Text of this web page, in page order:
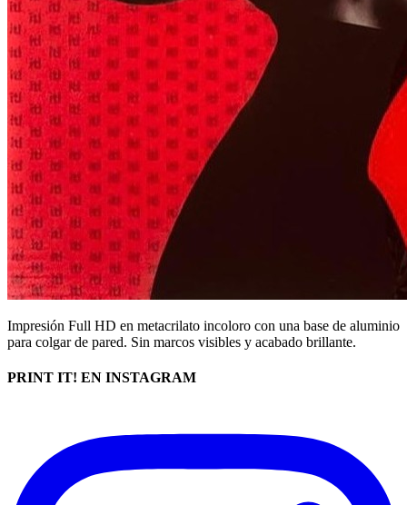
Impresión Full HD en metacrilato incoloro con una base de aluminio
para colgar de pared. Sin marcos visibles y acabado brillante.
PRINT IT! EN INSTAGRAM​